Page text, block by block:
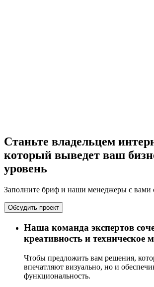
Станьте владельцем
который выведет ваш
уровень
Заполните бриф и наши менеджеры с вами
Обсудить проект
Наша команда экспертов
креативность и техническое
Чтобы предложить вам решения,
впечатляют визуально, но и
функциональность.